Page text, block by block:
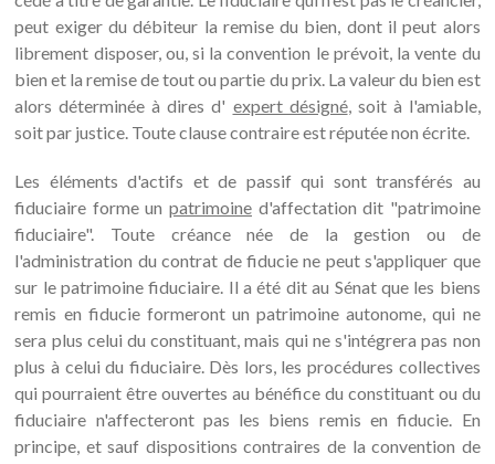
peut exiger du débiteur la remise du bien, dont il peut alors
librement disposer, ou, si la convention le prévoit, la vente du
bien et la remise de tout ou partie du prix. La valeur du bien est
alors déterminée à dires d' expert désigné, soit à l'amiable,
soit par justice. Toute clause contraire est réputée non écrite.
Les éléments d'actifs et de passif qui sont transférés au
fiduciaire forme un patrimoine d'affectation dit "patrimoine
fiduciaire". Toute créance née de la gestion ou de
l'administration du contrat de fiducie ne peut s'appliquer que
sur le patrimoine fiduciaire. Il a été dit au Sénat que les biens
remis en fiducie formeront un patrimoine autonome, qui ne
sera plus celui du constituant, mais qui ne s'intégrera pas non
plus à celui du fiduciaire. Dès lors, les procédures collectives
qui pourraient être ouvertes au bénéfice du constituant ou du
fiduciaire n'affecteront pas les biens remis en fiducie. En
principe, et sauf dispositions contraires de la convention de